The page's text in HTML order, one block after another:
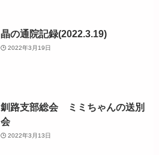
晶の通院記録(2022.3.19)
2022年3月19日
釧路支部総会 ミミちゃんの送別
会
2022年3月13日